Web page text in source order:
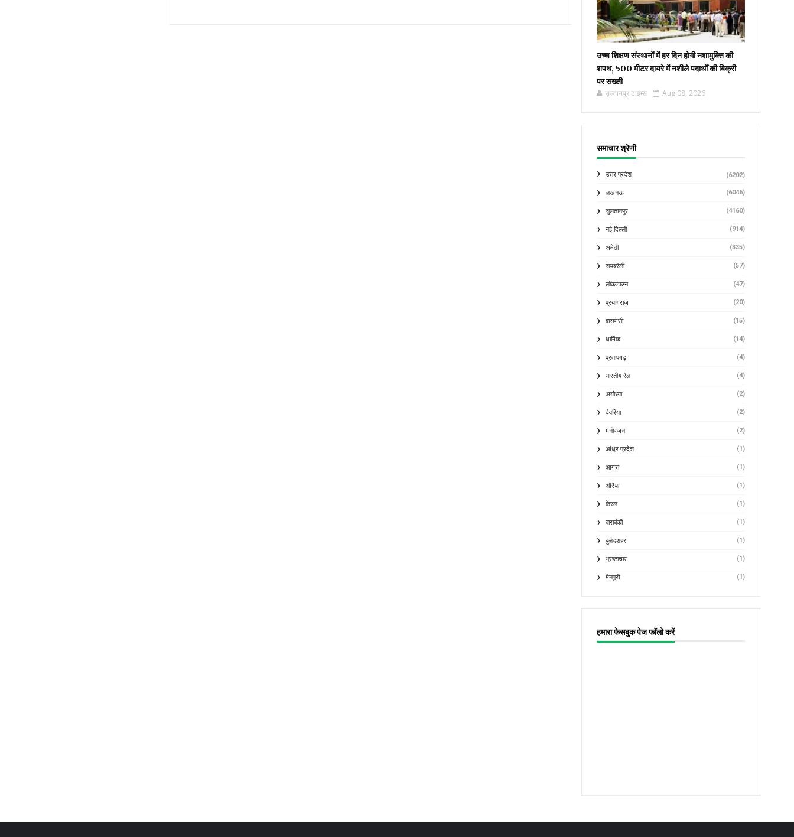
उच्च शिक्षण संस्थानों में हर दिन होगी नशामुक्ति की
शपथ, 500 मीटर दायरे में नशीले पदार्थों की बिक्री
पर सख्ती
सुल्तानपुर टाइम्स Aug 08, 2026
समाचार श्रेणी
उत्तर प्रदेश (6202)
लखनऊ (6046)
सुलतानपुर (4160)
नई दिल्ली (914)
अमेठी (335)
रायबरेली (57)
लॉकडाउन (47)
प्रयागराज (20)
वाराणसी (15)
धार्मिक (14)
प्रतापगढ़ (4)
भारतीय रेल (4)
अयोध्या (2)
देवरिया (2)
मनोरंजन (2)
आंध्र प्रदेश (1)
आगरा (1)
औरैया (1)
केरल (1)
बाराबंकी (1)
बुलंदशहर (1)
भ्रष्टाचार (1)
मैनपुरी (1)
हमारा फेसबुक पेज फॉलो करें